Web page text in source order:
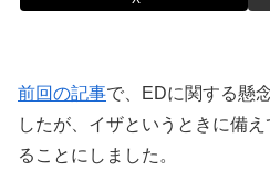
前回の記事で、EDに関する懸
したが、イザというときに備
ることにしました。